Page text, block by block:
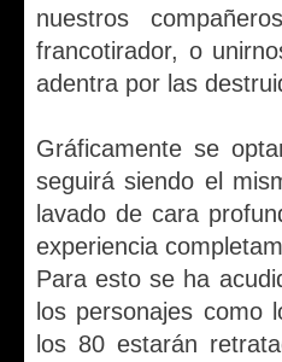
nuestros
francotirador, o
adentra por las
Gráficamente se
seguirá siendo el
lavado de cara
experiencia
Para esto se ha
los personajes como
los 80 estarán